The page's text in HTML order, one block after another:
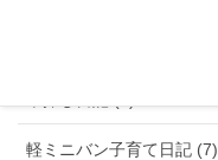
軽ミニバン子育て日記 (7)